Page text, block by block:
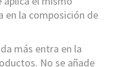
en la composición de
más entra en la
No se añade